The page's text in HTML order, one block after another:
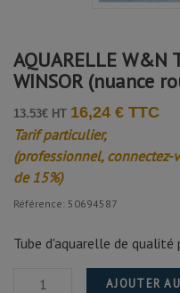
AQUARELLE W&N
WINSOR (nuance
13.53€ HT 16,24 € TTC
Tarif particulier,
(professionnel,
de 15%)
Référence: 50694587
Tube d'aquarelle de
AJOUTER